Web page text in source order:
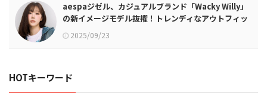
aespaジゼル、カジュアルブランド「Wacky Willy」
の新イメージモデル抜擢！トレンディなアウトフィッ
ト提案
2025/09/23
HOTキーワード